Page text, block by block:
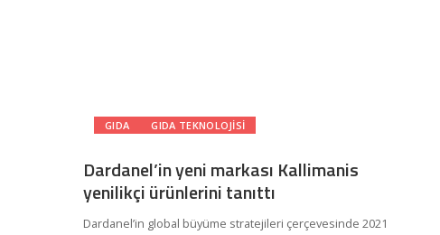
GIDA GIDA TEKNOLOJISI
Dardanel’in yeni markası Kallimanis
yenilikçi ürünlerini tanıttı
Dardanel’in global büyüme stratejileri çerçevesinde 2021